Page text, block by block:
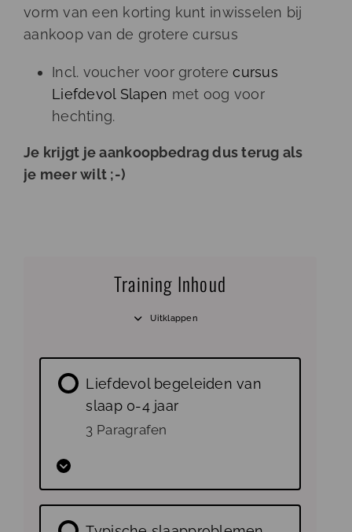
vorm van een korting kunt inwisselen bij
aankoop van de grotere cursus
Incl. voucher voor groterecursus
Liefdevol Slapen met oog voor
hechting.
Je krijgt je aankoopbedrag dus terug als
je meer wilt ;-)
Training Inhoud
Uitklappen
Liefdevol begeleiden van
slaap 0-4 jaar
3 Paragrafen
Hoofdstuk inhoud